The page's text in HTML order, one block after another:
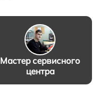
Мастер сервисного
центра